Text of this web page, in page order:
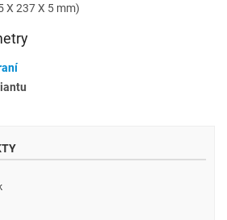
X 237 X 5 mm)